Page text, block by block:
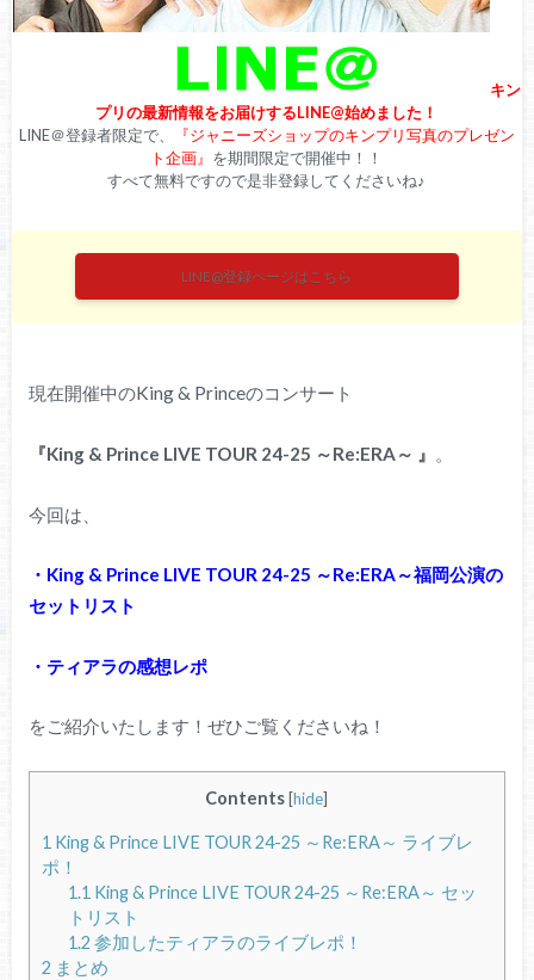
キン
プリの最新情報をお届けするLINE@始めました！
LINE＠登録者限定で、
『ジャニーズショップのキンプリ写真のプレゼン
ト企画』 を期間限定で開催中！！
すべて無料ですので是非登録してくださいね♪
LINE@登録ページはこちら
現在開催中のKing & Princeのコンサート
『King & Prince LIVE TOUR 24-25 ～Re:ERA～ 』 。
今回は、
・King & Prince LIVE TOUR 24-25 ～Re:ERA～福岡公演の
セットリスト
・ティアラの感想レポ
をご紹介いたします！ぜひご覧くださいね！
Contents [hide]
1King & Prince LIVE TOUR 24-25 ～Re:ERA～ ライブレ
ポ！
1.1King & Prince LIVE TOUR 24-25 ～Re:ERA～ セッ
トリスト
1.2 参加したティアラのライブレポ！
2 まとめ